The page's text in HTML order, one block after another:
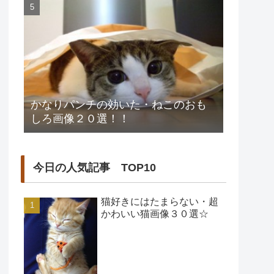
かなりパンチの効いた・ねこのおも
しろ画像２０選！！
今日の人気記事 TOP10
猫好きにはたまらない・超
かわいい猫画像３０選☆